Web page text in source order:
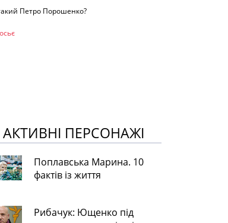
Петро Порошенко?
АКТИВНІ ПЕРСОНАЖІ
Поплавська Марина. 10
фактів із життя
Рибачук: Ющенко під